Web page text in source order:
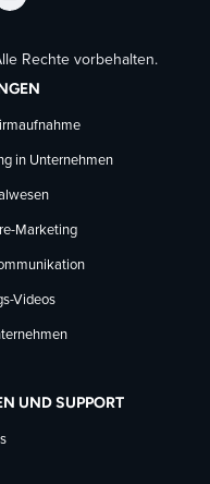
TechSmith
auf
YouTube
folgen
Rechte vorbehalten.
in Unternehmen
Marketing
Videos
UND SUPPORT